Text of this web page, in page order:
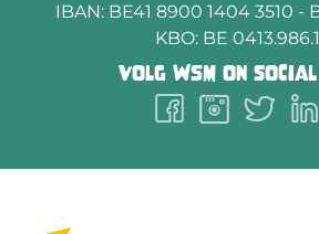
IBAN: BE41 8900 1404 3510 -
KBO: BE
Volg WSMon social
Follow
us
Facebook
Follow
us
Instagram
us